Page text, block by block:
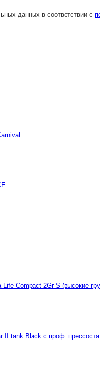
данных в соответствии с
Compact 2Gr S (высокие
II tank Black с проф.